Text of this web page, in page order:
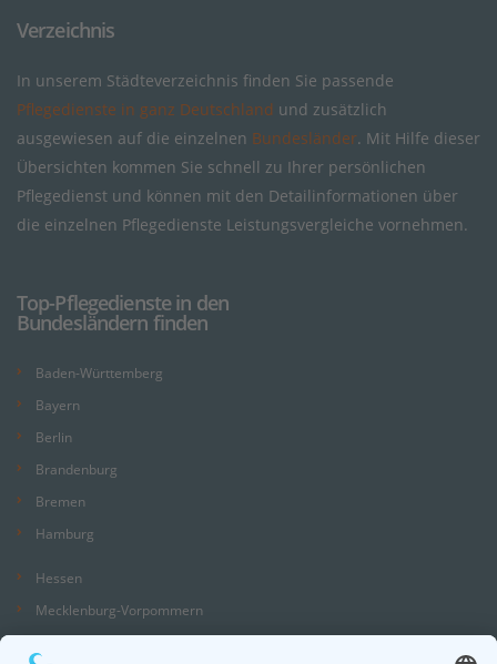
Verzeichnis
In unserem Städteverzeichnis finden Sie passende
Pflegedienste in ganz Deutschland und zusätzlich
ausgewiesen auf die einzelnen Bundesländer. Mit Hilfe dieser
Übersichten kommen Sie schnell zu Ihrer persönlichen
Pflegedienst und können mit den Detailinformationen über
die einzelnen Pflegedienste Leistungsvergleiche vornehmen.
Top-Pflegedienste in den
Bundesländern finden
Baden-Württemberg
Bayern
Berlin
Brandenburg
Bremen
Hamburg
Hessen
Mecklenburg-Vorpommern